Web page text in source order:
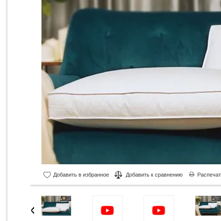
Добавить в избранное Добавить к сравнению